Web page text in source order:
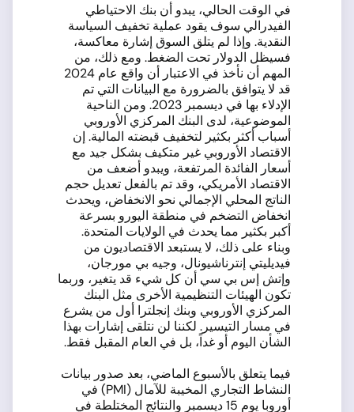
في الوقت الحالي، يبدو أن بنك الاحتياطي
الفيدرالي سوف يقود عملية تخفيف السياسة
النقدية. وإذا لم يتلق السوق إشارة معاكسة،
فسيظل الدولار تحت الضغط. ومع ذلك، من
المهم أن نأخذ في الاعتبار أن واقع عام 2024
قد لا يتوافق بالضرورة مع البيانات التي تم
الإدلاء بها في ديسمبر 2023. ومن الناحية
الموضوعية، لدى البنك المركزي الأوروبي
أسباب أكثر بكثير لتخفيف قبضته المالية. إن
الاقتصاد الأوروبي غير متكيف بشكل جيد مع
أسعار الفائدة المرتفعة، ويبدو أضعف من
الاقتصاد الأمريكي، وقد تم بالفعل تعديل حجم
الناتج المحلي الإجمالي نحو الانخفاض، ويحدث
انخفاض التضخم في منطقة اليورو بسرعة
أكبر بكثير مما يحدث في الولايات المتحدة.
وبناء على ذلك، لا يستبعد الاقتصاديون من
فيديليتي إنترناشيونال، وجيه بي مورجان،
وإتش إس بي سي أن كل شيء قد يتغير، وربما
تكون الهيئات التنظيمية الأخرى مثل البنك
المركزي الأوروبي وبنك إنجلترا أول من يشرع
في مسار التيسير. لكننا لن نتلقى إشارات بهذا
الشأن اليوم أو غداً، بل في العام المقبل فقط.
فيما يتعلق بالأسبوع الماضي، بعد صدور بيانات
النشاط التجاري المخيبة للآمال (PMI) في
أوروبا يوم 15 ديسمبر والنتائج المختلطة في